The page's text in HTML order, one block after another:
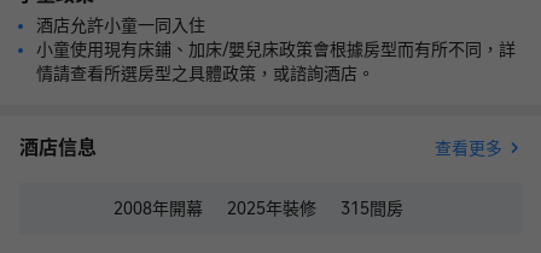
酒店允許小童一同入住
小童使用現有床鋪、加床/嬰兒床政策會根據房型而有所不同，詳
情請查看所選房型之具體政策，或諮詢酒店。
酒店信息 查看更多
2008年開幕 2025年裝修 315間房